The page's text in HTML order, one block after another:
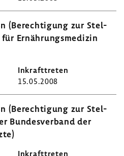
(Berech­ti­gung zur Stel­
Ernäh­rungs­me­dizin
15.05.2008
(Berech­ti­gung zur Stel­
Bundes­ver­band der